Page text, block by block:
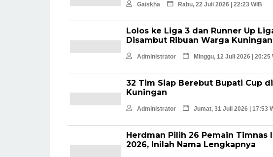
Gaiskha Rabu, 22 Juli 2026 | 22:23 WIB
Lolos ke Liga 3 dan Runner Up
Disambut Ribuan Warga Kuningan
Administrator Minggu, 12 Juli 2026 | 20:25
32 Tim Siap Berebut Bupati Cup
Kuningan
Administrator Jumat, 31 Juli 2026 | 17:53
Herdman Pilih 26 Pemain Timnas
2026, Inilah Nama Lengkapnya